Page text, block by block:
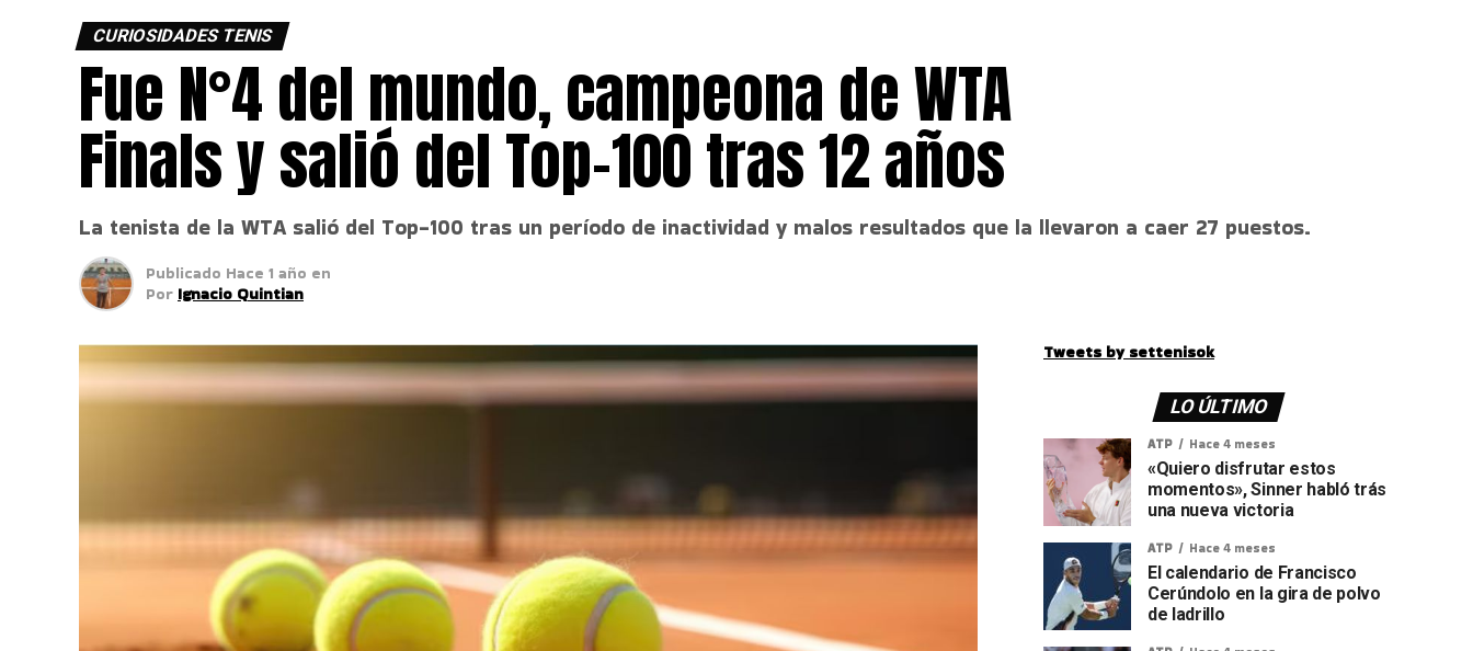
CURIOSIDADES TENIS
Fue N°4 del mundo, campeona de WTA
Finals y salió del Top-100 tras 12 años
La tenista de la WTA salió del Top-100 tras un período de inactividad y malos resultados que la llevaron a caer 27 puestos.
Publicado Hace 1 año en
Por Ignacio Quintian
Tweets by settenisok
LO ÚLTIMO
ATP Hace 4 meses
«Quiero disfrutar estos
momentos», Sinner habló trás
una nueva victoria
ATP Hace 4 meses
El calendario de Francisco
Cerúndolo en la gira de polvo
de ladrillo